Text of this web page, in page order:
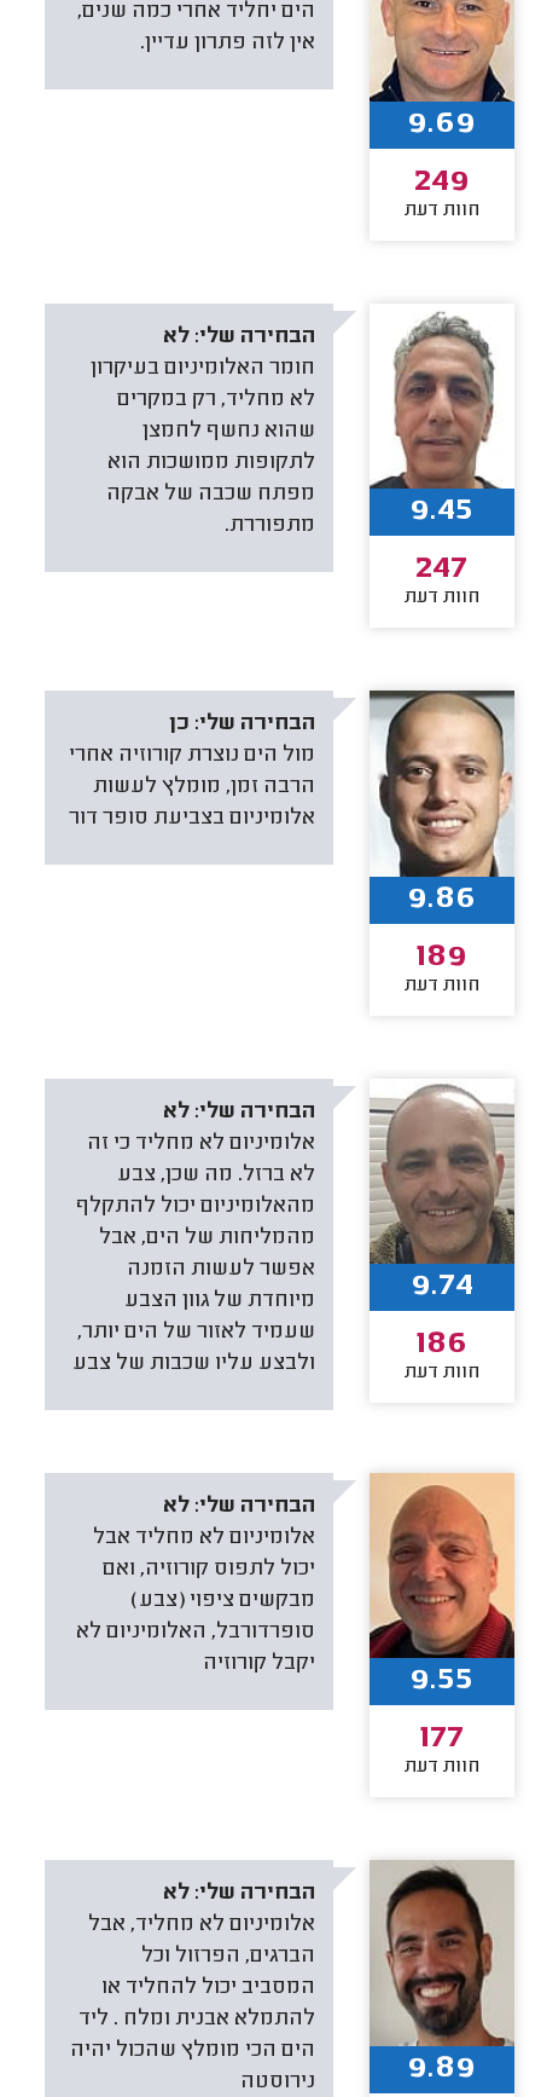
הים יחליד אחרי כמה שנים,
אין לזה פתרון עדיין.
9.69
249
חוות דעת
הבחירה שלי: לא
חומר האלומיניום בעיקרון
לא מחליד, רק במקרים
שהוא נחשף לחמצן
לתקופות ממושכות הוא
מפתח שכבה של אבקה
מתפוררת.
9.45
247
חוות דעת
הבחירה שלי: כן
מול הים נוצרת קורוזיה אחרי
הרבה זמן, מומלץ לעשות
אלומיניום בצביעת סופר דור
9.86
189
חוות דעת
הבחירה שלי: לא
אלומיניום לא מחליד כי זה
לא ברזל. מה שכן, צבע
מהאלומיניום יכול להתקלף
מהמליחות של הים, אבל
אפשר לעשות הזמנה
מיוחדת של גוון הצבע
שעמיד לאזור של הים יותר,
ולבצע עליו שכבות של צבע
9.74
186
חוות דעת
הבחירה שלי: לא
אלומיניום לא מחליד אבל
יכול לתפוס קורוזיה, ואם
מבקשים ציפוי (צבע)
סופרדורבל, האלומיניום לא
יקבל קורוזיה
9.55
177
חוות דעת
הבחירה שלי: לא
אלומיניום לא מחליד, אבל
הברגים, הפרזול וכל
המסביב יכול להחליד או
להתמלא אבנית ומלח . ליד
הים הכי מומלץ שהכול יהיה
נירוסטה
9.89